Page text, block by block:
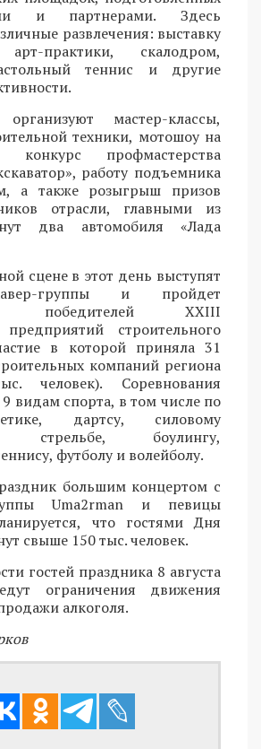
и партнерами. Здесь
развлечения: выставку
практики, скалодром,
теннис и другие
мастер-классы,
техники, мотошоу на
профмастерства
работу подъемника
а также розыгрыш призов
отрасли, главными из
два автомобиля «Лада
сцене в этот день выступят
группы и пройдет
победителей XXIII
строительного
в которой приняла 31
компаний региона
человек). Соревнования
видам спорта, в том числе по
дартсу, силовому
стрельбе, боулингу,
футболу и волейболу.
большим концертом с
Uma2rman и певицы
что гостями Дня
свыше 150 тыс. человек.
гостей праздника 8 августа
ограничения движения
алкоголя.